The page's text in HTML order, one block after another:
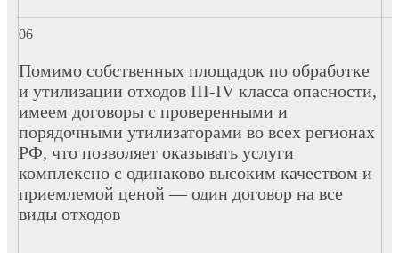
Помимо собственных площадок по обработке
и утилизации отходов III-IV класса опасности,
имеем договоры с проверенными и
порядочными утилизаторами во всех регионах
РФ, что позволяет оказывать услуги
комплексно с одинаково высоким качеством и
приемлемой ценой — один договор на все
виды отходов